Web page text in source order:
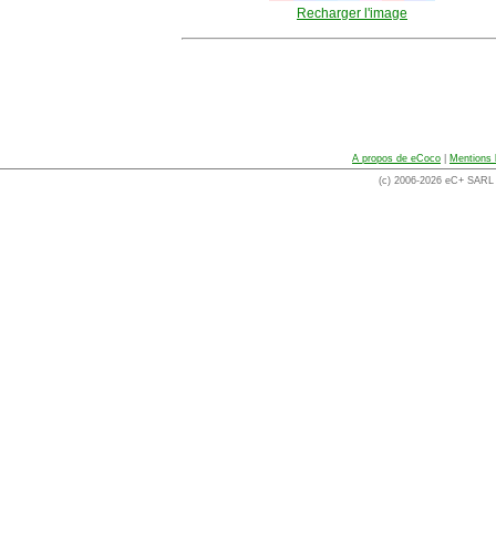
Recharger l'image
A propos de eCoco
Mentions
(c) 2006-2026 eC+